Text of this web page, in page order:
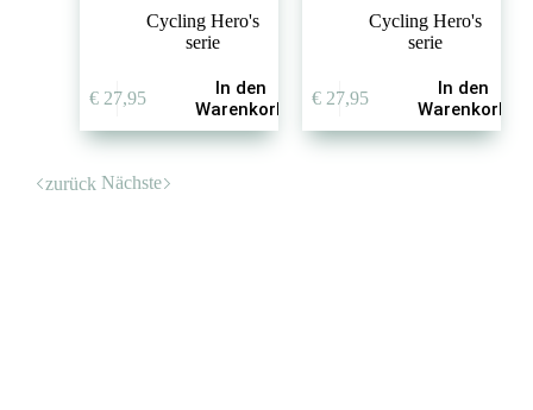
Cycling Hero's
serie
€27,95
In den
Warenkorb
Cycling Hero's
serie
€27,95
In den
Warenkorb
zurück Nächste